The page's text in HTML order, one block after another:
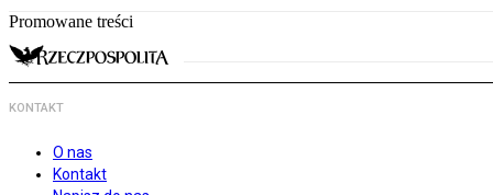
Promowane treści
KONTAKT
O nas
Kontakt